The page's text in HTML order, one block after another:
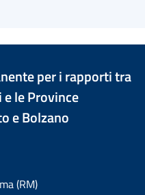
per i rapporti tra
le Province
e Bolzano
(RM)